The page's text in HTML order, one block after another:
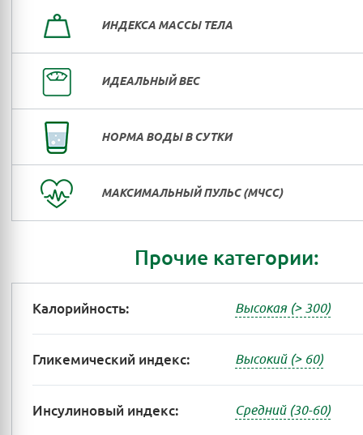
ИНДЕКСА МАССЫ ТЕЛА
ИДЕАЛЬНЫЙ ВЕС
НОРМА ВОДЫ В СУТКИ
МАКСИМАЛЬНЫЙ ПУЛЬС (МЧСС)
Прочие категории:
Калорийность: Высокая (> 300)
Гликемический индекс: Высокий (> 60)
Инсулиновый индекс: Средний (30-60)